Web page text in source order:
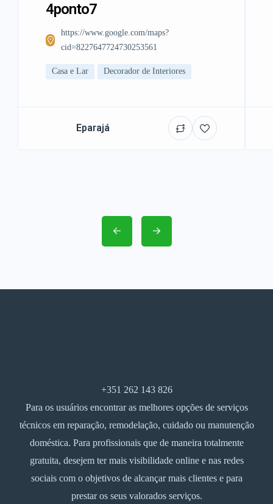
4ponto7
https://www.google.com/maps?
cid=8227647724730253561
Casa e Lar Decorador de Interiores
Eparajá
+351 262 143 826
Para os usuários encontrar as melhores opções de serviços
técnicos em reparação, remodelação, cuidado ou manutenção
doméstica. Para profissionais que de maneira totalmente
gratuita, desejem ter mais visibilidade online e nas redes
sociais com o objetivos de alcançar mais clientes e para
prestar os seus valorados serviços.